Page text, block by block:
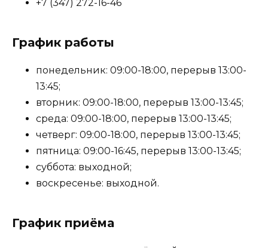
+7 (347) 272-16-46
График работы
понедельник: 09:00-18:00, перерыв 13:00-
13:45;
вторник: 09:00-18:00, перерыв 13:00-13:45;
среда: 09:00-18:00, перерыв 13:00-13:45;
четверг: 09:00-18:00, перерыв 13:00-13:45;
пятница: 09:00-16:45, перерыв 13:00-13:45;
суббота: выходной;
воскресенье: выходной.
График приёма